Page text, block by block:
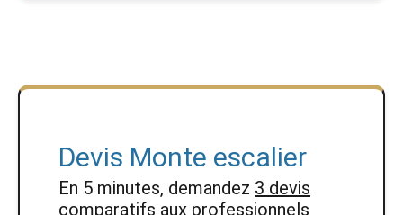
Devis Monte escalier
En 5 minutes, demandez 3 devis
comparatifs aux professionnels